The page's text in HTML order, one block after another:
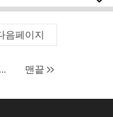
음페이지
... 맨끝